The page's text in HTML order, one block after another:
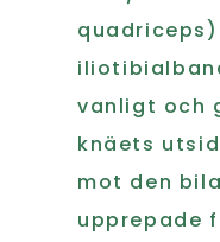
vanligt och
knäets
mot den
upprepade